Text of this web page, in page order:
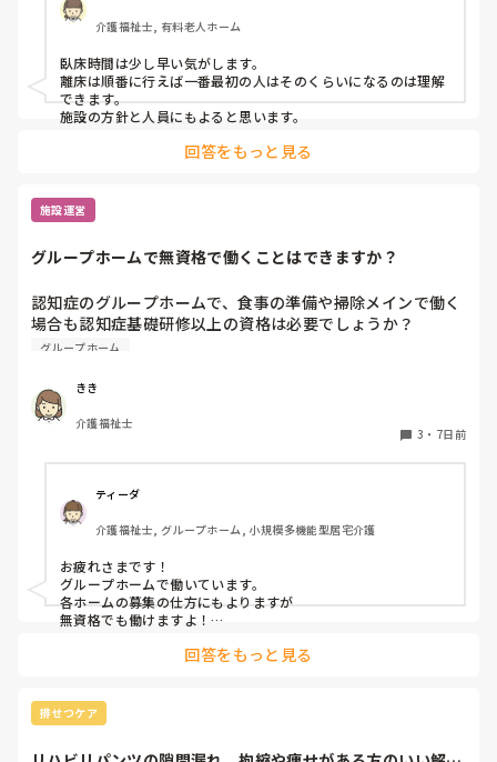
介護福祉士, 有料老人ホーム
臥床時間は少し早い気がします。
離床は順番に行えば一番最初の人はそのくらいになるのは理解
できます。
施設の方針と人員にもよると思います。
回答をもっと見る
施設運営
グループホームで無資格で働くことはできますか？
認知症のグループホームで、食事の準備や掃除メインで働く
場合も認知症基礎研修以上の資格は必要でしょうか？
無資格でも大丈夫でしょうか？
グループホーム
きき
介護福祉士
3 ・ 7日前
ティーダ
介護福祉士, グループホーム, 小規模多機能型居宅介護
お疲れさまです！
グループホームで働いています。
各ホームの募集の仕方にもよりますが
無資格でも働けますよ！
認知症に関してはもしかしたら
ただ、グループホームは利用者様がMAX9名で、その中に介助
出来る職員がいて基本はは全ての業務をこなすので
回答をもっと見る
排せつケア